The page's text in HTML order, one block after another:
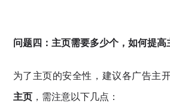
问题四：主页需要多少个，如何提高
为了主页的安全性，建议各广告主
主页，需注意以下几点：